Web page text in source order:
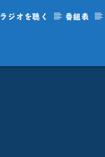
ラジオを聴く 番組表